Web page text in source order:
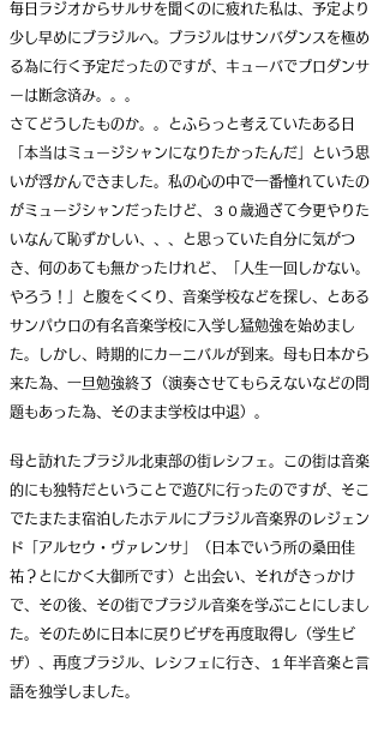
毎日ラジオからサルサを聞くのに疲れた私は、予定より
少し早めにブラジルへ。 ブラジルはサンバダンスを極め
る為に行く予定だったのですが、キューバでプロダンサ
ーは断念済み。。。
さてどうしたものか。。とふらっと考えていたある日
「本当はミュージシャンになりたかったんだ」という思
いが浮かんできました。私の心の中で一番憧れていたの
がミュージシャンだったけど、３０歳過ぎて今更やりた
いなんて恥ずかしい、、、と思っていた自分に気がつ
き、何のあても無かったけれど、
「人生一回しかない。
やろう！」と腹をくくり、音楽学校などを探し、とある
サンパウロの有名音楽学校に入学し猛勉強を始めまし
た。しかし、時期的にカーニバルが到来。母も日本から
来た為、一旦勉強終了（演奏させてもらえないなどの問
題もあった為、そのまま学校は中退）。
母と訪れたブラジル北東部の街レシフェ。この街は音楽
的にも独特だということで遊びに行ったのですが、そこ
でたまたま宿泊したホテルにブラジル音楽界のレジェン
ド「アルセウ・ヴァレンサ」（日本でいう所の桑田佳
祐？とにかく大御所です）と出会い、それがきっかけ
で、その後、その街でブラジル音楽を学ぶことにしまし
た。そのために 日本に戻りビザを再度取得し（学生ビ
ザ）、再度ブラジル、レシフェに行き、１年半音楽と言
語を独学しました。